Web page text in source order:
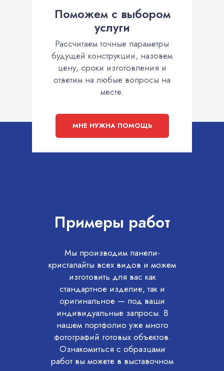
МНЕ НУЖНА ПОМОЩЬ
Рассчитаем точные параметры
будущей конструкции, назовем
цену, сроки изготовления и
ответим на любые вопросы на
месте.
Поможем с выбором
услуги
Примеры работ
Мы производим панели-
кристалайты всех видов и можем
изготовить для вас как
стандартное изделие, так и
оригинальное — под ваши
индивидуальные запросы. В
нашем портфолио уже много
фотографий готовых объектов.
Ознакомиться с образцами
работ вы можете в выставочном